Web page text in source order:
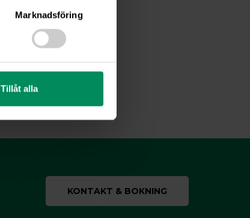
Marknadsföring
Tillåt alla
KONTAKT & BOKNING